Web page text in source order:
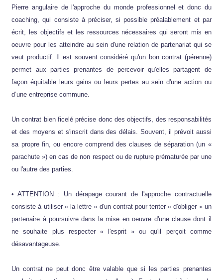
Pierre angulaire de l'approche du monde professionnel et donc du
coaching, qui consiste à préciser, si possible préalablement et par
écrit, les objectifs et les ressources nécessaires qui seront mis en
oeuvre pour les atteindre au sein d'une relation de partenariat qui se
veut productif. Il est souvent considéré qu'un bon contrat (pérenne)
permet aux parties prenantes de percevoir qu'elles partagent de
façon équitable leurs gains ou leurs pertes au sein d'une action ou
d’une entreprise commune.
Un contrat bien ficelé précise donc des objectifs, des responsabilités
et des moyens et s'inscrit dans des délais. Souvent, il prévoit aussi
sa propre fin, ou encore comprend des clauses de séparation (un «
parachute ») en cas de non respect ou de rupture prématurée par une
ou l'autre des parties.
• ATTENTION : Un dérapage courant de l'approche contractuelle
consiste à utiliser « la lettre » d'un contrat pour tenter « d'obliger » un
partenaire à poursuivre dans la mise en oeuvre d'une clause dont il
ne souhaite plus respecter « l'esprit » ou qu'il perçoit comme
désavantageuse.
Un contrat ne peut donc être valable que si les parties prenantes